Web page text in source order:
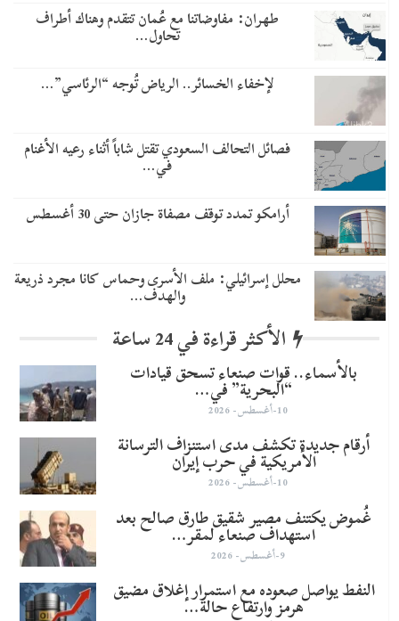
طهران: مفاوضاتنا مع عُمان تتقدم وهناك أطراف
تحاول…
​لإخفاء الخسائر.. الرياض تُوجه “الرئاسي”…
فصائل التحالف السعودي تقتل شاباً أثناء رعيه الأغنام
في…
أرامكو تمدد توقف مصفاة جازان حتى 30 أغسطس
محلل إسرائيلي: ملف الأسرى وحماس كانا مجرد ذريعة
والهدف…
الأكثر قراءة في 24 ساعة
​بالأسماء.. قوات صنعاء تسحق قيادات
“البحرية” في…
10-أغسطس- 2026
أرقام جديدة تكشف مدى استنزاف الترسانة
الأمريكية في حرب إيران
10-أغسطس- 2026
غُموض يكتنف مصير شقيق طارق صالح بعد
استهداف صنعاء لمقر…
9-أغسطس- 2026
النفط يواصل صعوده مع استمرار إغلاق مضيق
هرمز وارتفاع حالة…